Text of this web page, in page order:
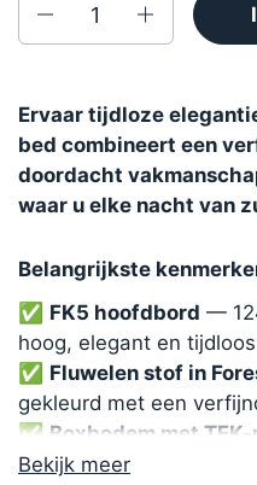
Bekijk meer
Ervaar tijdloze
bed combineert een
doordacht
waar u elke nacht van
Belangrijkste
✅ FK5 hoofdbord —
hoog, elegant en
✅ Fluwelen stof in
gekleurd met een
✅ Boxbodem met
ondersteuning voor